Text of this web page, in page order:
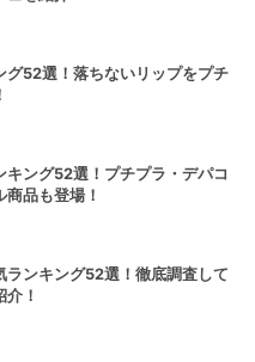
グ52選！落ちないリップをプチ
ング52選！プチプラ・デパコ
品も登場！
ランキング52選！徹底調査して
！